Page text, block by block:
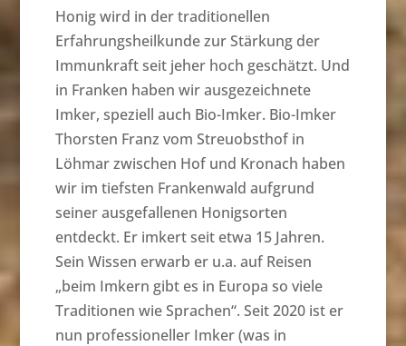
Honig wird in der traditionellen
Erfahrungsheilkunde zur Stärkung der
Immunkraft seit jeher hoch geschätzt. Und
in Franken haben wir ausgezeichnete
Imker, speziell auch Bio-Imker. Bio-Imker
Thorsten Franz vom Streuobsthof in
Löhmar zwischen Hof und Kronach haben
wir im tiefsten Frankenwald aufgrund
seiner ausgefallenen Honigsorten
entdeckt. Er imkert seit etwa 15 Jahren.
Sein Wissen erwarb er u.a. auf Reisen
„beim Imkern gibt es in Europa so viele
Traditionen wie Sprachen“. Seit 2020 ist er
nun professioneller Imker (was in